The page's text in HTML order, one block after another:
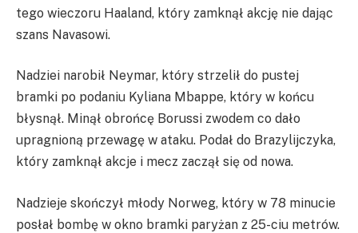
tego wieczoru Haaland, który zamknął akcję nie dając
szans Navasowi.
Nadziei narobił Neymar, który strzelił do pustej
bramki po podaniu Kyliana Mbappe, który w końcu
błysnął. Minął obrońcę Borussi zwodem co dało
upragnioną przewagę w ataku. Podał do Brazylijczyka,
który zamknął akcje i mecz zaczął się od nowa.
Nadzieje skończył młody Norweg, który w 78 minucie
posłał bombę w okno bramki paryżan z 25-ciu metrów.